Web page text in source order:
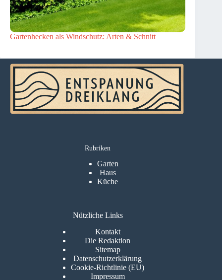
Gartenhecken als Windschutz: Arten & Schnitt
Rubriken
Garten
Haus
Küche
Nützliche Links
Kontakt
Die Redaktion
Sitemap
Datenschutzerklärung
Cookie-Richtlinie (EU)
Impressum